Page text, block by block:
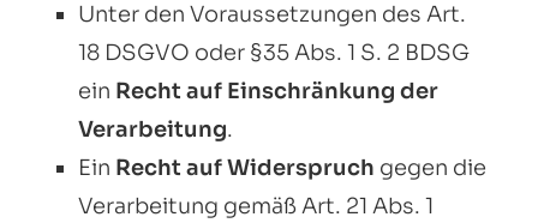
Unter den Voraussetzungen des Art.
18 DSGVO oder §35 Abs. 1 S. 2 BDSG
ein Recht auf Einschränkung der
Verarbeitung.
Ein Recht auf Widerspruch gegen die
Verarbeitung gemäß Art. 21 Abs. 1